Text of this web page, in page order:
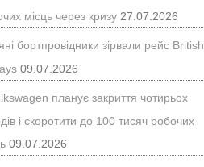
місць через кризу 27.07.2026
бортпровідники зірвали рейс British
09.07.2026
планує закриття чотирьох
і скоротити до 100 тисяч робочих
09.07.2026